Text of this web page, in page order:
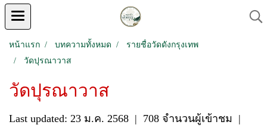
หน้าแรก บทความทั้งหมด
รายชื่อวัดดังกรุงเทพ
วัดปุรณาวาส
วัดปุรณาวาส
Last updated: 23 ม.ค. 2568 | 708 จำนวนผู้เข้าชม |